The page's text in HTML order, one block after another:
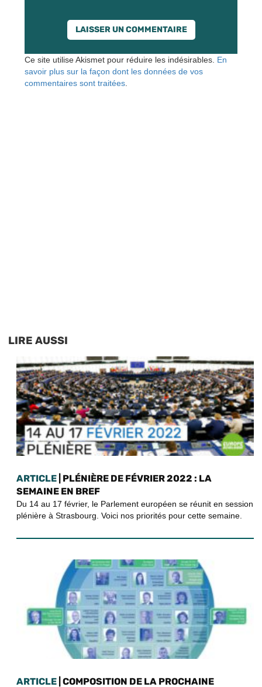
Ce site utilise Akismet pour réduire les indésirables. En
savoir plus sur la façon dont les données de vos
commentaires sont traitées
LIRE AUSSI
ARTICLE | PLÉNIÈRE DE FÉVRIER 2022 : LA
SEMAINE EN BREF
Du 14 au 17 février, le Parlement européen se réunit en session
plénière à Strasbourg. Voici nos priorités pour cette semaine.
ARTICLE | COMPOSITION DE LA PROCHAINE